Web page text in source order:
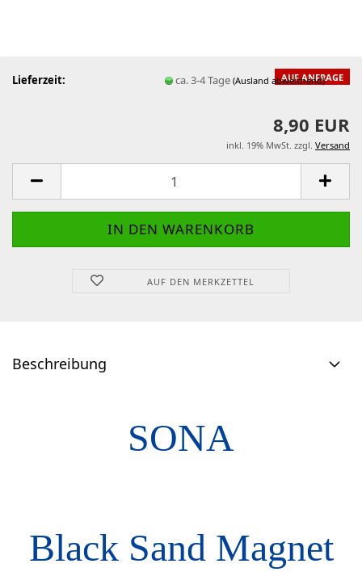
AUF ANFRAGE
Lieferzeit: ca. 3-4 Tage(Ausland abweichend)
8,90 EUR
inkl. 19% MwSt. zzgl. Versand
AUF DEN MERKZETTEL
Beschreibung
SONA
Black Sand Magnet